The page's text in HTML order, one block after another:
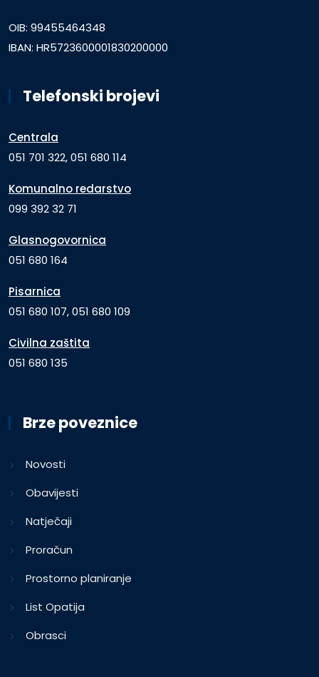
OIB: 99455464348
IBAN: HR5723600001830200000
Telefonski brojevi
Centrala
051 701 322, 051 680 114
Komunalno redarstvo
099 392 32 71
Glasnogovornica
051 680 164
Pisarnica
051 680 107, 051 680 109
Civilna zaštita
051 680 135
Brze poveznice
Novosti
Obavijesti
Natječaji
Proračun
Prostorno planiranje
List Opatija
Obrasci